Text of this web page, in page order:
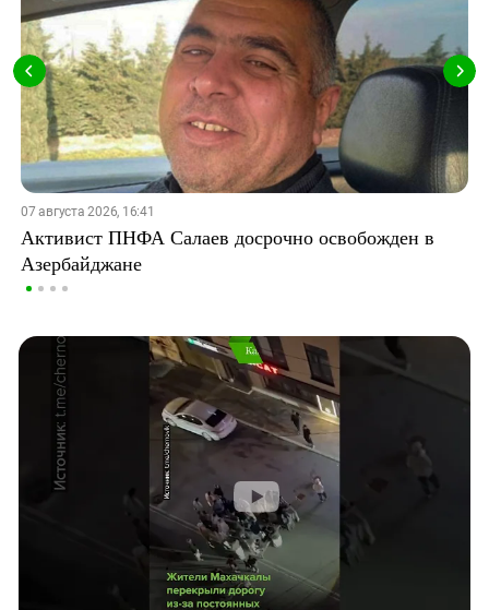
07 августа 2026, 16:41
Активист ПНФА Салаев досрочно освобожден в
Азербайджане